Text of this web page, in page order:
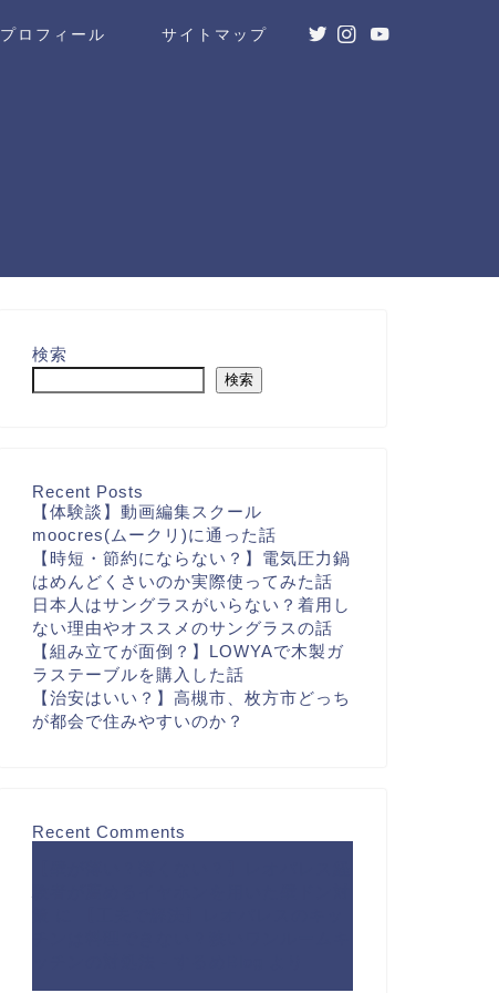
プロフィール サイトマップ
検索
検索
Recent Posts
【体験談】動画編集スクール
moocres(ムークリ)に通った話
【時短・節約にならない？】電気圧力鍋
はめんどくさいのか実際使ってみた話
日本人はサングラスがいらない？着用し
ない理由やオススメのサングラスの話
【組み立てが面倒？】LOWYAで木製ガ
ラステーブルを購入した話
【治安はいい？】高槻市、枚方市どっち
が都会で住みやすいのか？
Recent Comments